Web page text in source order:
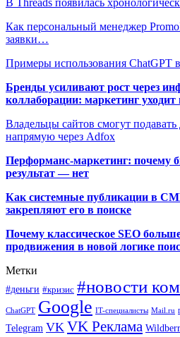
Как персональный менеджер
заявки…
Примеры использования ChatGPT
Бренды усиливают рост через
коллаборации: маркетинг уходит
Владельцы сайтов смогут
напрямую через Adfox
Перформанс-маркетинг: почему
результат — нет
Как системные публикации в
закрепляют его в поиске
Почему классическое SEO
продвижения в новой логике
Метки
#деньги #кризис #новости
ChatGPT Google IT-специалисты Mail.ru
Telegram VK VK Реклама